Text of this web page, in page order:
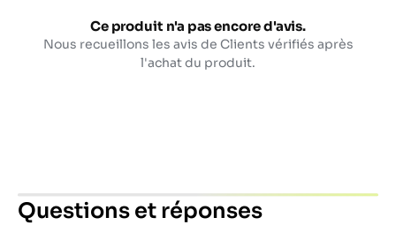
Ce produit n'a pas encore d'avis.
Nous recueillons les avis de Clients vérifiés après
l'achat du produit.
Questions et réponses